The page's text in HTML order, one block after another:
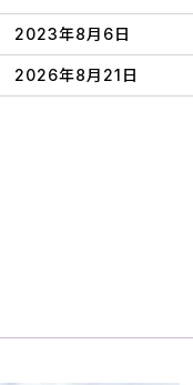
2023年8月6日
2026年8月21日